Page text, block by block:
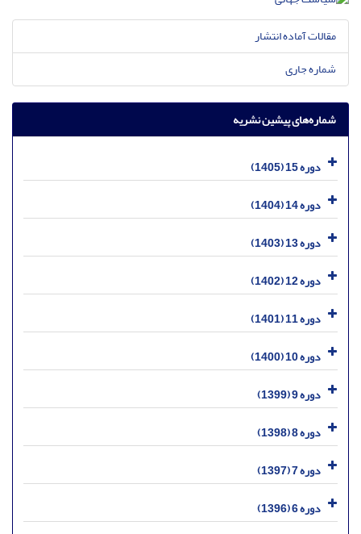
مقالات آماده انتشار
شماره جاری
شماره‌های پیشین نشریه
دوره 15 (1405)
دوره 14 (1404)
دوره 13 (1403)
دوره 12 (1402)
دوره 11 (1401)
دوره 10 (1400)
دوره 9 (1399)
دوره 8 (1398)
دوره 7 (1397)
دوره 6 (1396)